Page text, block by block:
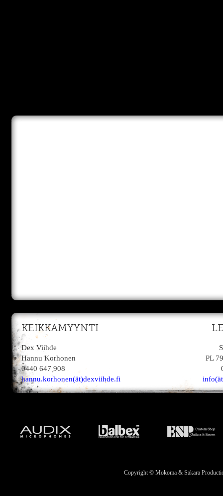
KEIKKAMYYNTI
Dex Viihde
Hannu Korhonen
0440 647 908
hannu.korhonen(ät)dexviihde.fi
PL
Copyright © Mokoma & Sakara